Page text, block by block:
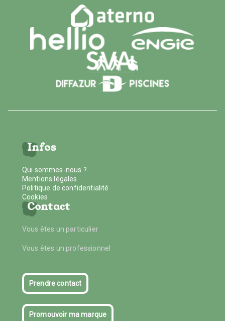
Infos
Qui sommes-nous ?
Mentions légales
Politique de confidentialité
Cookies
Contact
Vous êtes un particulier
Vous êtes un professionnel
Prendre contact
Promouvoir ma marque